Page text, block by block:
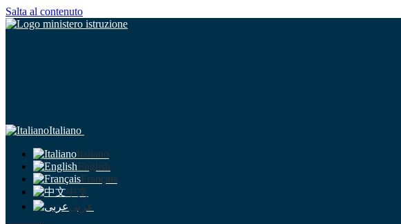
Salta al contenuto
Italiano
Italiano
English
Français
中文
عربى